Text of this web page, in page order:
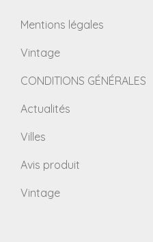
Mentions légales
Vintage
CONDITIONS GÉNÉRALES
Actualités
Villes
Avis produit
Vintage